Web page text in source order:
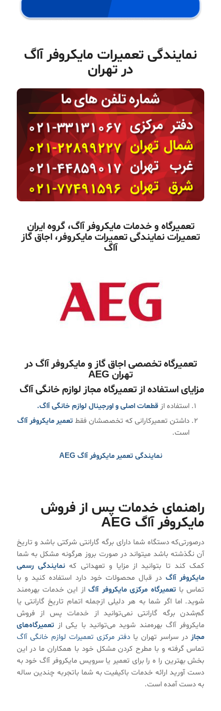
نمایندگی تعمیرات مایکروفر آاگ
در تهران
تعمیرگاه و خدمات مایکروفر آاگ،گروه ایران
تعمیرات نمایندگی تعمیرات مایکروفر، اجاق گاز
آاگ
تعمیرگاه تخصصی اجاق گاز و مایکروفر آاگ در
تهران AEG
مزایای استفاده از تعمیرگاه مجاز لوازم خانگی آاگ
استفاده از قطعات اصلی و اورجینال لوازم خانگی آاگ.
داشتن تعمیرکارانی که تخصصشان فقط تعمیر مایکروفر آاگ
است.
نمایندگی تعمیر مایکروفر آاگ AEG
راهنمای خدمات پس از فروش
مایکروفر آاگ AEG
درصورتی‌که دستگاه شما دارای برگه گارانتی شرکتی باشد و تاریخ
آن نگذشته باشد میتواند در صورت بروز هرگونه مشکل به شما
کمک کند تا بتوانید از مزایا و تعهداتی که نمایندگی رسمی
مایکروفر آاگ در قبال محصولات خود دارد استفاده کنید و با
تماس با تعمیرگاه مرکزی مایکروفر آاگاز این خدمات بهره‌مند
شوید. اما اگر شما به هر دلیلی ازجمله اتمام تاریخ گارانتی یا
گم‌شدن برگه گارانتی نمی‌توانید از خدمات پس از فروش
مایکروفر آاگ بهره‌مند شوید می‌توانید با یکی از تعمیرگاه‌های
مجاز در سراسر تهران یا دفتر مرکزی تعمیرات لوازم خانگی آاگ
تماس گرفته و با مطرح کردن مشکل خود با همکاران ما در این
بخش بهترین را ه را برای تعمیر یا سرویس مایکروفر آاگ خود به
دست آورید ارائه خدمات باکیفیت به شما باتجربه چندین ساله
به دست آمده است.